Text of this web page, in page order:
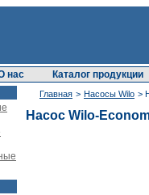
нас Каталог продукции
Главная > Насосы Wilo >
Насос Wilo-